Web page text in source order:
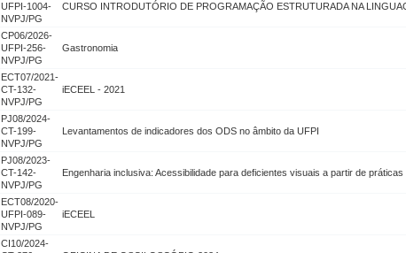
UFPI-1004-
NVPJ/PG
CURSO INTRODUTÓRIO DE PROGRAMAÇÃO ESTRUTURADA NA
CP06/2026-
UFPI-256-
NVPJ/PG
Gastronomia
ECT07/2021-
CT-132-
NVPJ/PG
iECEEL - 2021
PJ08/2024-
CT-199-
NVPJ/PG
Levantamentos de indicadores dos ODS no âmbito da UFPI
PJ08/2023-
CT-142-
NVPJ/PG
Engenharia inclusiva: Acessibilidade para deficientes visuais a partir de
ECT08/2020-
UFPI-089-
NVPJ/PG
iECEEL
CI10/2024-